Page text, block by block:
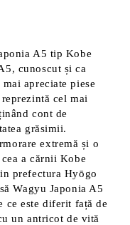
A5 tip Kobe
cunoscut și ca
apreciate piese
cel mai
cont de
grăsimii.
extremă și o
a cărnii Kobe
prefectura Hyōgo
Wagyu Japonia A5
ce este diferit față de
un antricot de vită